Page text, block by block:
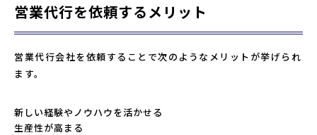
営業代行を依頼するメリット
営業代行会社を依頼することで次のようなメリットが挙げられ
ます。
新しい経験やノウハウを活かせる
生産性が高まる